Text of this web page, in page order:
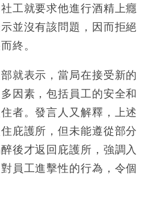
工就要求他進行酒精上癮
並沒有該問題，因而拒絕
終。
就表示，當局在接受新的
因素，包括員工的安全和
者。發言人又解釋，上述
庇護所，但未能遵從部分
後才返回庇護所，強調入
員工進擊性的行為，令個